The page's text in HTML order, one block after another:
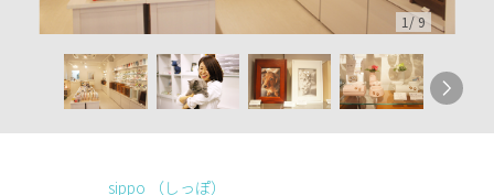
1 / 9
sippo （しっぽ）